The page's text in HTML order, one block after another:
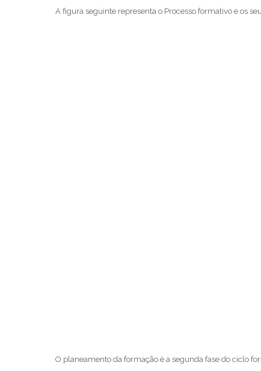
A figura seguinte representa o Processo formativo e os
O planeamento da formação é a segunda fase do ciclo